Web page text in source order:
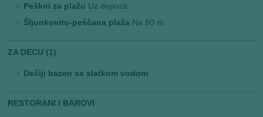
Peškiri za plažu Uz depozit
Šljunkovito-peščana plaža Na 80 m
ZA DECU (1)
Dečiji bazen sa slatkom vodom
RESTORANI I BAROVI